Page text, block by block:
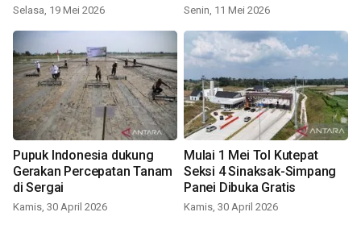
Selasa, 19 Mei 2026 Senin, 11 Mei 2026
Pupuk Indonesia dukung
Gerakan Percepatan Tanam
di Sergai
Kamis, 30 April 2026
Mulai 1 Mei Tol Kutepat
Seksi 4 Sinaksak-Simpang
Panei Dibuka Gratis
Kamis, 30 April 2026